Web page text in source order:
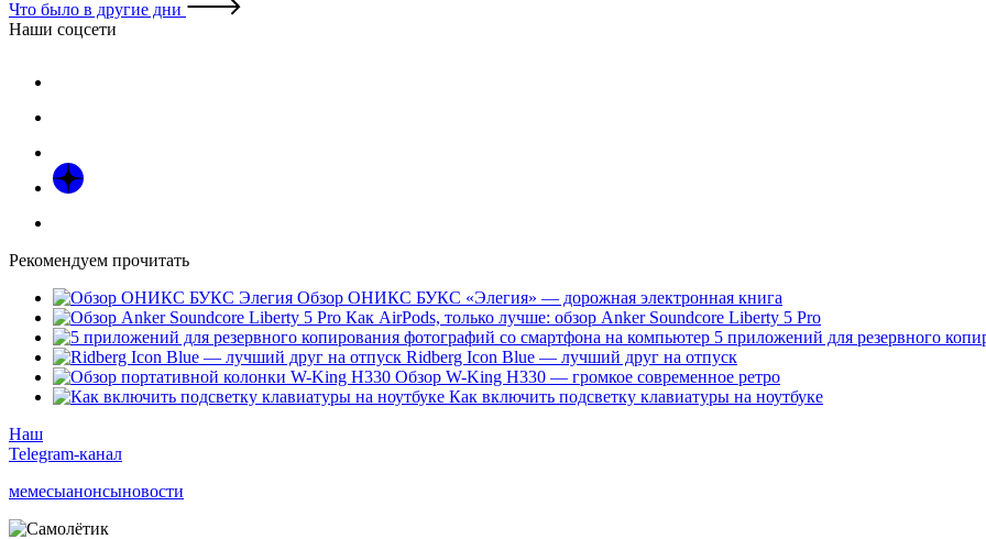
Что было в другие дни
Наши соцсети
Рекомендуем прочитать
Обзор ОНИКС БУКС «Элегия» — дорожная электронная книга
Как AirPods, только лучше: обзор Anker Soundcore Liberty 5 Pro
5 приложений для резервного
Ridberg Icon Blue — лучший друг на отпуск
Обзор W-King H330 — громкое современное ретро
Как включить подсветку клавиатуры на ноутбуке
Наш
Telegram-канал
мемесыанонсыновости